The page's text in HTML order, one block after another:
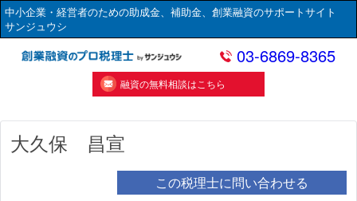
中小企業・経営者のための助成金、補助金、創業融資のサポートサイト
サンジュウシ
03-6869-8365
融資の無料相談はこちら
大久保 昌宣
この税理士に問い合わせる